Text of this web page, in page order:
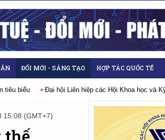
ĐỔI MỚI - SÁNG TẠO HỢP TÁC QUỐC TẾ
học và Kỹ thuật Việt Nam lần thứ IX, nhiệm kỳ 2026-
15:08 (GMT+7)